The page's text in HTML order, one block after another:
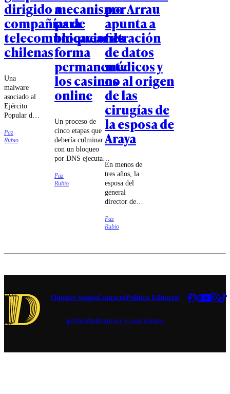
dirigido a
compañías de
telecomunicaciones
chilenas
Una
malware
asociado al
Ejército
Popular de
chino habría
intentado
de Estados
Paz
Rubio
mecanismo
para
bloquear de
forma
permanente
los casinos
online
Un proceso de
cinco etapas que
debería culminar
con un bloqueo
por DNS ejecutado
por las compañías
de
telecomunicaciones
Paz
Rubio
por Arrau
apunta a
filtración
de datos
médicos y
no al origen
de las
cirugías de
la esposa de
Araya
En menos de
tres años, la
esposa del
general
director de
se sometió a
cuatro
duda.
Paz
Rubio
Quiénes SomosContactoPolítica Editorial
publicidadtérminos y condiciones